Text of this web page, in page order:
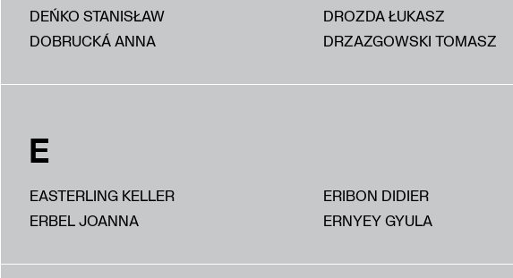
DEŃKO STANISŁAW
DOBRUCKÁ ANNA
DROZDA ŁUKASZ
DRZAZGOWSKI TOMASZ
E
EASTERLING KELLER
ERBEL JOANNA
ERIBON DIDIER
ERNYEY GYULA